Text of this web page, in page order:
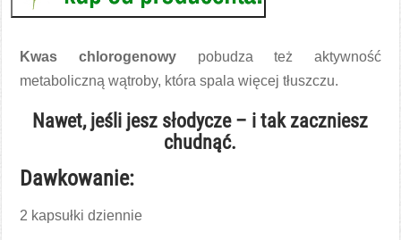
Kwas chlorogenowypobudza też aktywność
metaboliczną wątroby, która spala więcej tłuszczu.
Nawet, jeśli jesz słodycze – i tak zaczniesz
chudnąć.
Dawkowanie:
2 kapsułki dziennie